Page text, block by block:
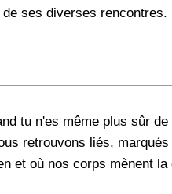
ses diverses
tu n'es même plus sûr
retrouvons liés,
et où nos corps mènent la